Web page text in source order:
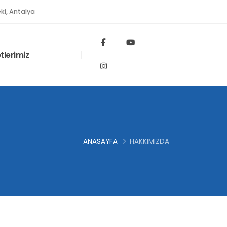
Antalya
ANASAYFA HAKKIMIZDA